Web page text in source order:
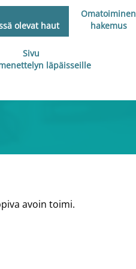
olevat haut
Omatoiminen
hakemus
Sivu
läpäisseille
avoin toimi.